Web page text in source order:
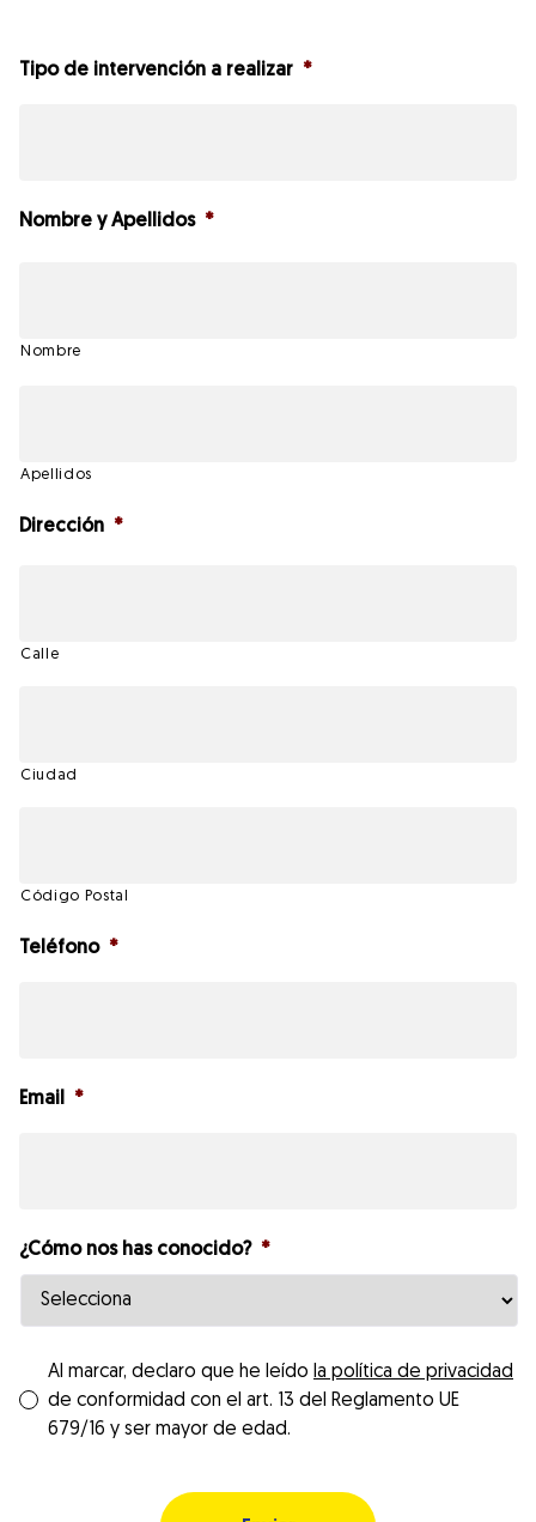
Tipo de intervención a realizar *
Nombre y Apellidos *
Nombre
Apellidos
Dirección *
Calle
Ciudad
Código Postal
Teléfono *
Email *
¿Cómo nos has conocido? *
Al marcar, declaro que he leído la política de privacidad
de conformidad con el art. 13 del Reglamento UE
679/16 y ser mayor de edad.